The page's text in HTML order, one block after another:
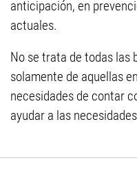
anticipación, en
actuales.
No se trata de todas las
solamente de aquellas
necesidades de contar
ayudar a las